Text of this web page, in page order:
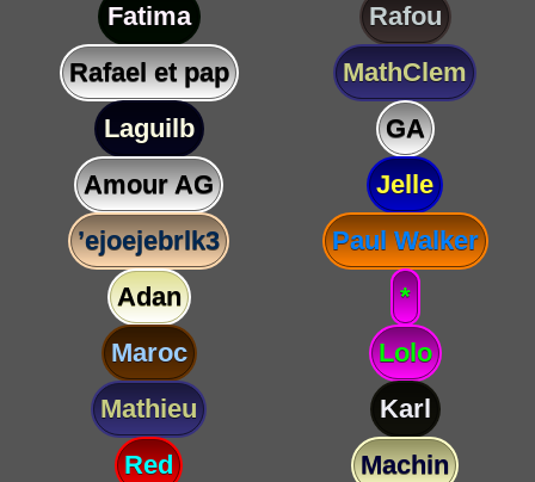
Fatima
Rafou
Rafael et pap
MathClem
Laguilb
GA
Amour AG
Jelle
’ejoejebrlk3
Paul Walker
Adan
*
Maroc
Lolo
Mathieu
Karl
Red
Machin